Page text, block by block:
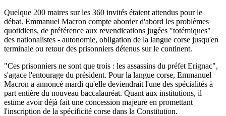
Quelque 200 maires sur les 360 invités étaient attendus pour le
débat. Emmanuel Macron compte aborder d'abord les problèmes
quotidiens, de préférence aux revendications jugées "totémiques"
des nationalistes - autonomie, obligation de la langue corse jusqu'en
terminale ou retour des prisonniers détenus sur le continent.
"Ces prisonniers ne sont que trois : les assassins du préfet Erignac",
s'agace l'entourage du président. Pour la langue corse, Emmanuel
Macron a annoncé mardi qu'elle deviendrait l'une des spécialités à
part entière du nouveau baccalauréat. Quant aux institutions, il
estime avoir déjà fait une concession majeure en promettant
l'inscription de la spécificité corse dans la Constitution.